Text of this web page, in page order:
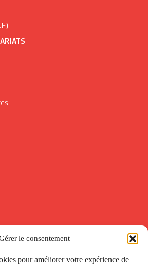
le consentement
pour améliorer votre expérience de
vente
Côté Courrier